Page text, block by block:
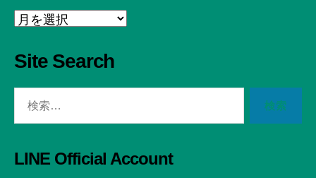
Archive
Site Search
LINE Official Account